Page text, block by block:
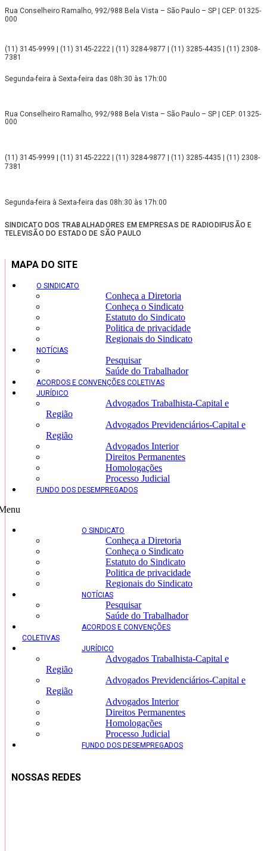
Rua Conselheiro Ramalho, 992/988 Bela Vista – São Paulo – SP | CEP: 01325-
000
(11) 3145-9999 | (11) 3145-2222 | (11) 3284-9877 | (11) 3285-4435 | (11) 2308-
7381
Segunda-feira à Sexta-feira das 08h:30 às 17h:00
Rua Conselheiro Ramalho, 992/988 Bela Vista – São Paulo – SP | CEP: 01325-
000
(11) 3145-9999 | (11) 3145-2222 | (11) 3284-9877 | (11) 3285-4435 | (11) 2308-
7381
Segunda-feira à Sexta-feira das 08h:30 às 17h:00
SINDICATO DOS TRABALHADORES EM EMPRESAS DE RADIODIFUSÃO E
TELEVISÃO DO ESTADO DE SÃO PAULO
MAPA DO SITE
O SINDICATO
Conheça a Diretoria
Conheça o Sindicato
Estatuto do Sindicato
Politica de privacidade
Regionais do Sindicato
NOTÍCIAS
Pesquisar
Saúde do Trabalhador
ACORDOS E CONVENÇÕES COLETIVAS
JURÍDICO
Advogados Trabalhista-Capital e
Região
Advogados Previdenciários-Capital e
Região
Advogados Interior
Direitos Permanentes
Homologações
Processo Judicial
FUNDO DOS DESEMPREGADOS
O SINDICATO
Conheça a Diretoria
Conheça o Sindicato
Estatuto do Sindicato
Politica de privacidade
Regionais do Sindicato
NOTÍCIAS
Pesquisar
Saúde do Trabalhador
ACORDOS E CONVENÇÕES
COLETIVAS
JURÍDICO
Advogados Trabalhista-Capital e
Região
Advogados Previdenciários-Capital e
Região
Advogados Interior
Direitos Permanentes
Homologações
Processo Judicial
FUNDO DOS DESEMPREGADOS
NOSSAS REDES